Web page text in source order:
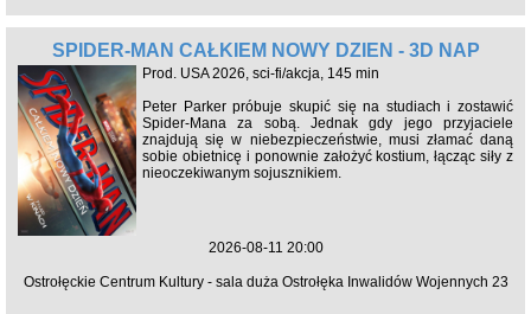
SPIDER-MAN CAŁKIEM NOWY DZIEŃ - 3D NAP
Prod. USA 2026, sci-fi/akcja, 145 min
Peter Parker próbuje skupić się na studiach i zostawić
Spider-Mana za sobą. Jednak gdy jego przyjaciele
znajdują się w niebezpieczeństwie, musi złamać daną
sobie obietnicę i ponownie założyć kostium, łącząc siły z
nieoczekiwanym sojusznikiem.
2026-08-11 20:00
Ostrołęckie Centrum Kultury - sala duża Ostrołęka Inwalidów Wojennych 23